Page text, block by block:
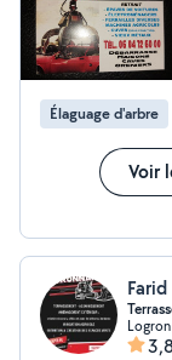
Élaguage d'arbre
Voir